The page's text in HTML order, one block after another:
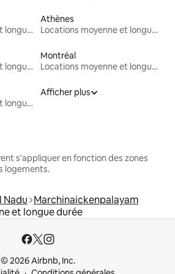
Locations moyenne et longue durée
Athènes
Locations moyenne et longue durée
Locations moyenne et longue durée
Montréal
Locations moyenne et longue durée
Locations moyenne et longue durée
Afficher plus
s'appliquer en fonction des zones
logements.
Nadu Marchinaickenpalayam
et longue durée
© 2026 Airbnb, Inc.